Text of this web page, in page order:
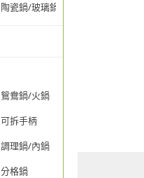
陶瓷鍋/玻璃鍋/透明鍋
鴛鴦鍋/火鍋
可拆手柄
調理鍋/內鍋
分格鍋